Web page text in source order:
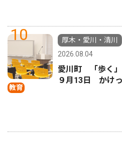
10
教育
厚木・愛川・清川
2026.08.04
愛川町 「歩く
９月13日 かけ